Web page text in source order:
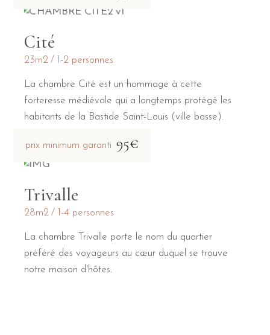
Cité
23m2 1-2 personnes
La chambre Cité est un hommage à cette
forteresse médiévale qui a longtemps protégé les
habitants de la Bastide Saint-Louis (ville basse).
prix minimum garanti 95€
Trivalle
28m2 1-4 personnes
La chambre Trivalle porte le nom du quartier
préféré des voyageurs au cœur duquel se trouve
notre maison d'hôtes.